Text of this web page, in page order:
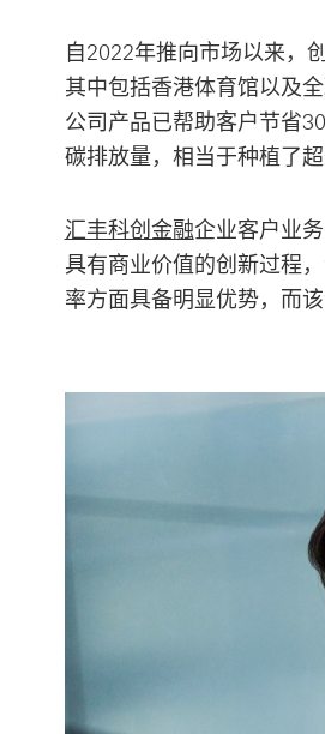
自2022年推向市场以来，
其中包括香港体育馆以及
公司产品已帮助客户节省
碳排放量，相当于种植了超
汇丰科创金融企业客户业
具有商业价值的创新过程
率方面具备明显优势，而